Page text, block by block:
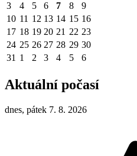
3
4 5 6 7 8
9
10 11 12 13 14 15 16
17 18 19 20 21 22 23
24 25 26 27 28 29 30
31 1 2 3 4 5 6
Aktuální počasí
dnes, pátek 7. 8. 2026